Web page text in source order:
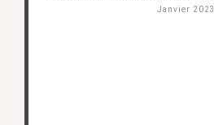
Janvier 2023